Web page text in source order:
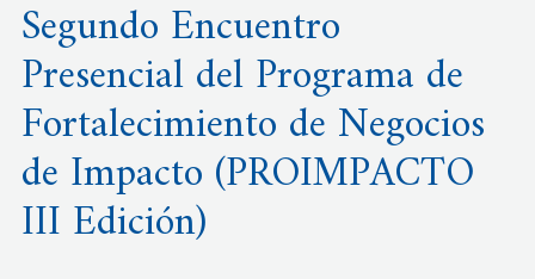
Segundo Encuentro
Presencial del Programa de
Fortalecimiento de Negocios
de Impacto (PROIMPACTO
III Edición)